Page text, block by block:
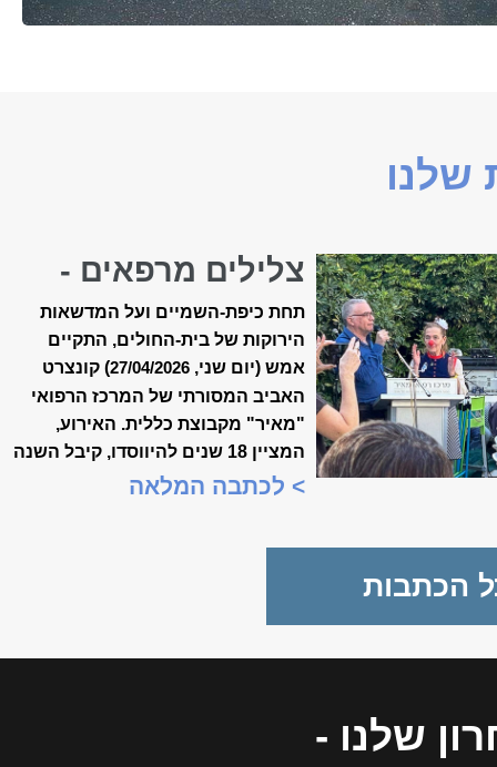
שלנו
צלילים מרפאים -
קונצרט האביב ה-18
של ״מאיר״
תחת כיפת-השמיים ועל המדשאות
הירוקות של בית-החולים, התקיים
אמש (יום שני, 27/04/2026) קונצרט
האביב המסורתי של המרכז הרפואי
"מאיר" מקבוצת כללית. האירוע,
המציין 18 שנים להיווסדו, קיבל השנה
משמעות מיוחדת, כשנכלל לראשונה
> לכתבה המלאה
הכתבות
שלנו -